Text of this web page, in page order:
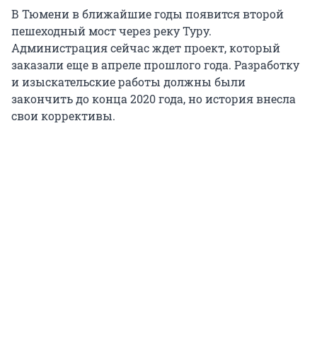
В Тюмени в ближайшие годы появится второй
пешеходный мост через реку Туру.
Администрация сейчас ждет проект, который
заказали еще в апреле прошлого года. Разработку
и изыскательские работы должны были
закончить до конца 2020 года, но история внесла
свои коррективы.